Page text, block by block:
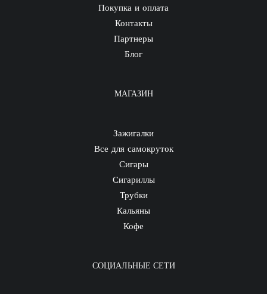
Покупка и оплата
Контакты
Партнеры
Блог
МАГАЗИН
Зажигалки
Все для самокруток
Сигары
Сигариллы
Трубки
Кальяны
Кофе
СОЦИАЛЬНЫЕ СЕТИ